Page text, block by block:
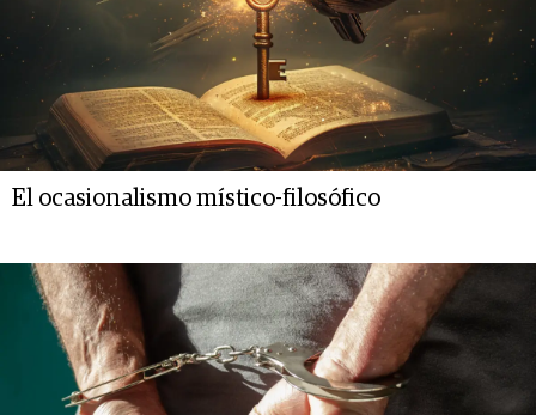
El ocasionalismo místico-filosófico